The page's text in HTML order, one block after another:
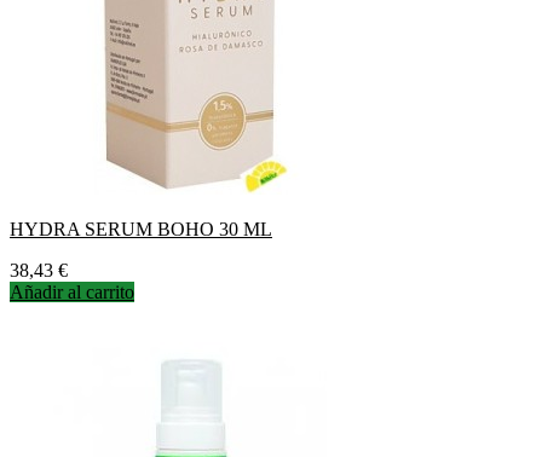
HYDRA SERUM BOHO 30 ML
Precio
38,43 €
Añadir al carrito